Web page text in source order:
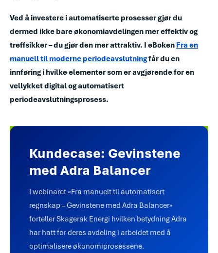
Ved å investere i automatiserte prosesser gjør du
dermed ikke bare økonomiavdelingen mer effektiv og
treffsikker – du gjør den mer attraktiv. I eBoken Fra en
manuell til moderne periodeavslutningfår du en
innføring i hvilke elementer som er avgjørende for en
vellykket digital og automatisert
periodeavslutningsprosess.
Kundecase: Gevinstene
med Adra Balancer
I webinaret «Fra manuelt til automatisert
regnskap – Gevinstene med Adra Balancer»
forteller Skagerak Energi hvilken betydning Adra
har hatt for deres avdeling i arbeidet med å
optimalisere økonomiprosessene.